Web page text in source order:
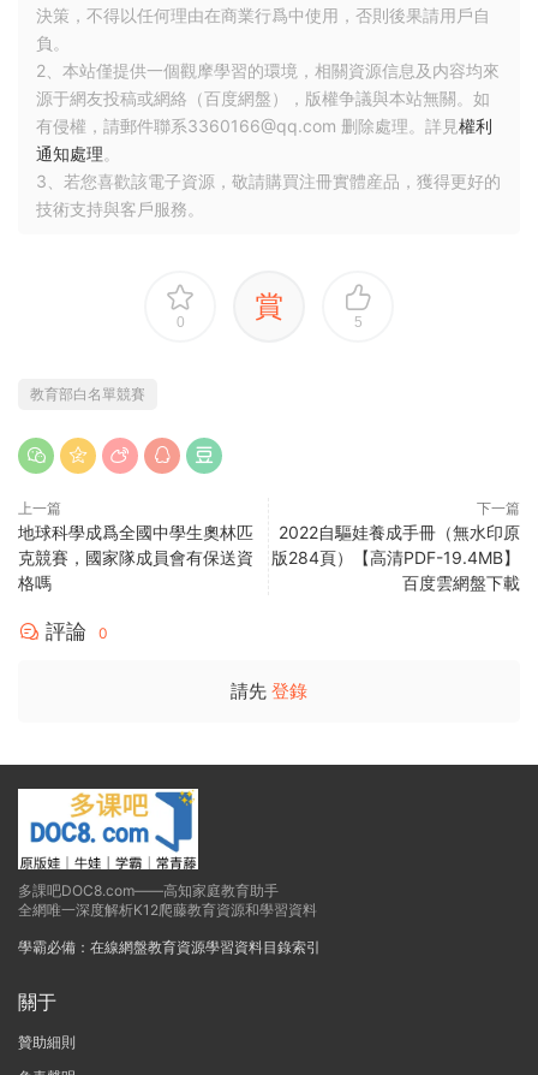
決策，不得以任何理由在商業行爲中使用，否則後果請用戶自
負。
2、本站僅提供一個觀摩學習的環境，相關資源信息及内容均來
源于網友投稿或網絡（百度網盤），版權争議與本站無關。如
有侵權，請郵件聯系3360166@qq.com 删除處理。詳見權利
通知處理。
3、若您喜歡該電子資源，敬請購買注冊實體産品，獲得更好的
技術支持與客戶服務。
0 賞 5
教育部白名單競賽
上一篇
地球科學成爲全國中學生奧林匹
克競賽，國家隊成員會有保送資
格嗎
下一篇
2022自驅娃養成手冊（無水印原
版284頁）【高清PDF-19.4MB】
百度雲網盤下載
評論 0
請先 登錄
多課吧DOC8.com——高知家庭教育助手
全網唯一深度解析K12爬藤教育資源和學習資料
學霸必備：在線網盤教育資源學習資料目錄索引
關于
贊助細則